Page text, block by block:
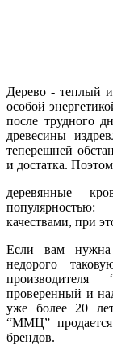
Дерево - теплый
особой
после трудного
древесины
теперешней
и достатка.
деревянные
качествами, при
Если вам нужна
недорого
проверенный и
уже более 20
“ММЦ”
брендов.